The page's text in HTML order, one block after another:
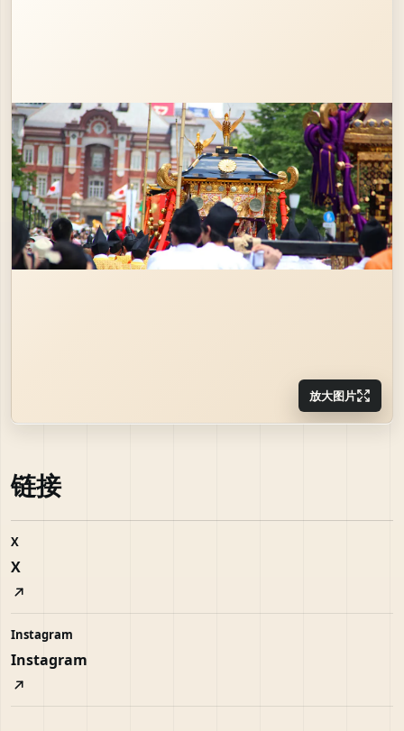
放大图片
链接
X
X
Instagram
Instagram